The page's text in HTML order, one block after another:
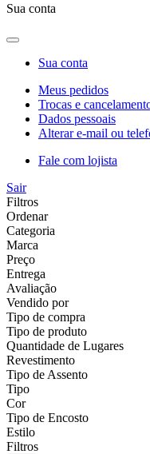
Sua conta
Sua conta
Meus pedidos
Trocas e
Dados pessoais
Alterar e-mail ou
Fale com lojista
Sair
Filtros
Ordenar
Categoria
Marca
Preço
Entrega
Avaliação
Vendido por
Tipo de compra
Tipo de produto
Quantidade de Lugares
Revestimento
Tipo de Assento
Tipo
Cor
Tipo de Encosto
Estilo
Filtros